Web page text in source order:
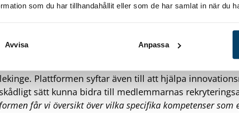
som du har tillhandahållit eller som de har samlat in när du
Avvisa Anpassa
handlar om att synas i rätt kanaler och nätverk.
själva har koll på vad som efterfrågas i
Plattformen syftar även till att hjälpa
sätt kunna bidra till medlemmarnas
får vi översikt över vilka specifika kompetenser som